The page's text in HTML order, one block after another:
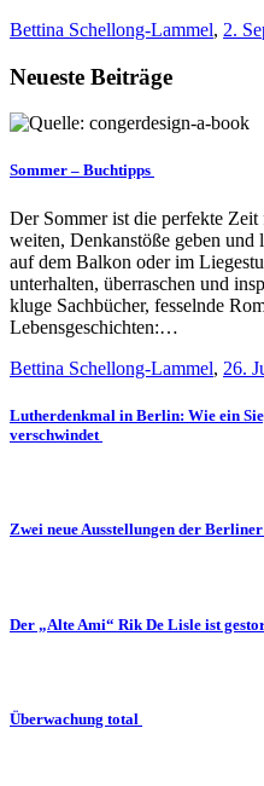
Bettina Schellong-Lammel, 2.
Neueste Beiträge
Sommer – Buchtipps
Der Sommer ist die perfekte
weiten, Denkanstöße geben und
auf dem Balkon oder im
unterhalten, überraschen und
kluge Sachbücher, fesselnde
Lebensgeschichten:…
Bettina Schellong-Lammel, 26.
Lutherdenkmal in Berlin: Wie ein
verschwindet
Zwei neue Ausstellungen der
Der „Alte Ami“ Rik De Lisle ist
Überwachung total